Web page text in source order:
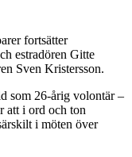
fortsätter
estradören Gitte
Sven Kristersson.
som 26-årig volontär –
att i ord och ton
i möten över